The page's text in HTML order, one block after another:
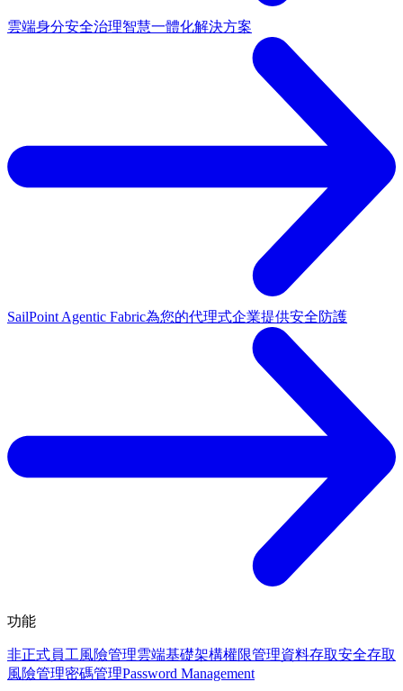
雲端身分安全治理智慧一體化解決方案
SailPoint Agentic Fabric為您的代理式企業提供安全防護
功能
非正式員工風險管理雲端基礎架構權限管理資料存取安全存取
風險管理密碼管理Password Management